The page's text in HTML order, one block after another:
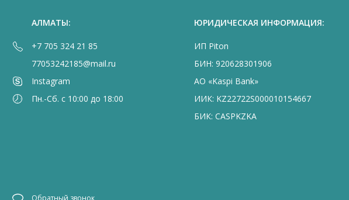
АЛМАТЫ:
+7 705 324 21 85
77053242185@mail.ru
Instagram
Пн.-Сб. с 10:00 до 18:00
ЮРИДИЧЕСКАЯ ИНФОРМАЦИЯ:
ИП Piton
БИН: 920628301906
АО «Kaspi Bank»
ИИК: KZ22722S000010154667
БИК: CASPKZKA
Обратный звонок